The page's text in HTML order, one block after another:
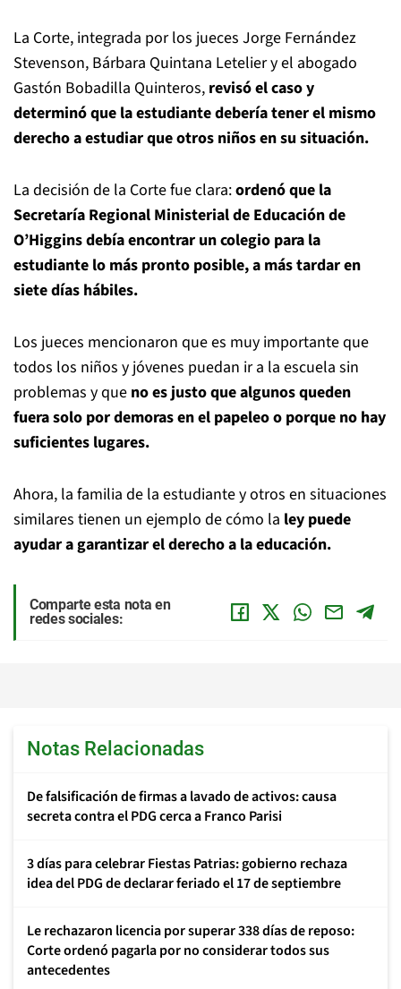
La Corte, integrada por los jueces Jorge Fernández
Stevenson, Bárbara Quintana Letelier y el abogado
Gastón Bobadilla Quinteros, revisó el caso y
determinó que la estudiante debería tener el mismo
derecho a estudiar que otros niños en su situación.
La decisión de la Corte fue clara:ordenó que la
Secretaría Regional Ministerial de Educación de
O’Higgins debía encontrar un colegio para la
estudiante lo más pronto posible, a más tardar en
siete días hábiles.
Los jueces mencionaron que es muy importante que
todos los niños y jóvenes puedan ir a la escuela sin
problemas y que no es justo que algunos queden
fuera solo por demoras en el papeleo o porque no hay
suficientes lugares.
Ahora, la familia de la estudiante y otros en situaciones
similares tienen un ejemplo de cómo la ley puede
ayudar a garantizar el derecho a la educación.
Comparte esta nota en
redes sociales:
Notas Relacionadas
De falsificación de firmas a lavado de activos: causa
secreta contra el PDG cerca a Franco Parisi
3 días para celebrar Fiestas Patrias: gobierno rechaza
idea del PDG de declarar feriado el 17 de septiembre
Le rechazaron licencia por superar 338 días de reposo:
Corte ordenó pagarla por no considerar todos sus
antecedentes